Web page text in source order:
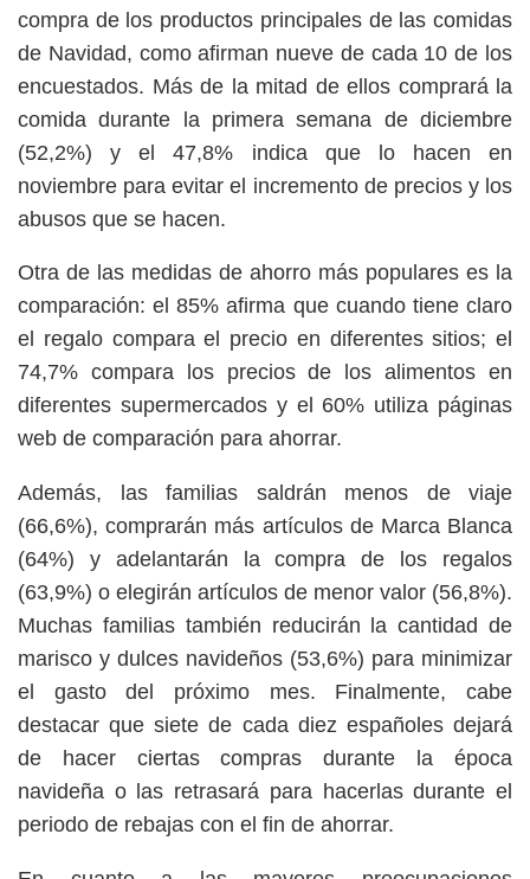
compra de los productos principales de las comidas
de Navidad, como afirman nueve de cada 10 de los
encuestados. Más de la mitad de ellos comprará la
comida durante la primera semana de diciembre
(52,2%) y el 47,8% indica que lo hacen en
noviembre para evitar el incremento de precios y los
abusos que se hacen.
Otra de las medidas de ahorro más populares es la
comparación: el 85% afirma que cuando tiene claro
el regalo compara el precio en diferentes sitios; el
74,7% compara los precios de los alimentos en
diferentes supermercados y el 60% utiliza páginas
web de comparación para ahorrar.
Además, las familias saldrán menos de viaje
(66,6%), comprarán más artículos de Marca Blanca
(64%) y adelantarán la compra de los regalos
(63,9%) o elegirán artículos de menor valor (56,8%).
Muchas familias también reducirán la cantidad de
marisco y dulces navideños (53,6%) para minimizar
el gasto del próximo mes. Finalmente, cabe
destacar que siete de cada diez españoles dejará
de hacer ciertas compras durante la época
navideña o las retrasará para hacerlas durante el
periodo de rebajas con el fin de ahorrar.